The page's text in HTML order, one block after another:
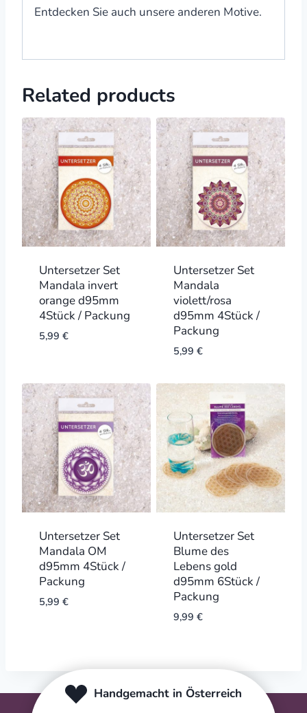
Entdecken Sie auch unsere anderen Motive.
Related products
Untersetzer Set
Mandala invert
orange d95mm
4Stück / Packung
5,99 €
Untersetzer Set
Mandala
violett/rosa
d95mm 4Stück /
Packung
5,99 €
Untersetzer Set
Mandala OM
d95mm 4Stück /
Packung
5,99 €
Untersetzer Set
Blume des
Lebens gold
d95mm 6Stück /
Packung
9,99 €
Handgemacht in Österreich